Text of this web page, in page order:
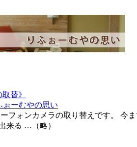
替》
ぉーむやの思い
フォンカメラの取り替えです。
来る …（略）